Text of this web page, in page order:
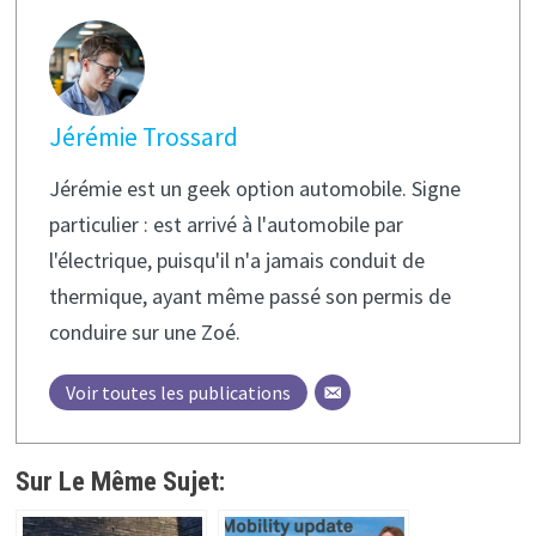
Jérémie Trossard
Jérémie est un geek option automobile. Signe
particulier : est arrivé à l'automobile par
l'électrique, puisqu'il n'a jamais conduit de
thermique, ayant même passé son permis de
conduire sur une Zoé.
Voir toutes les publications
Sur Le Même Sujet: